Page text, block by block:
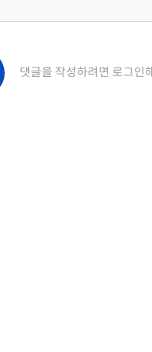
댓글을 작성하려면 로그인